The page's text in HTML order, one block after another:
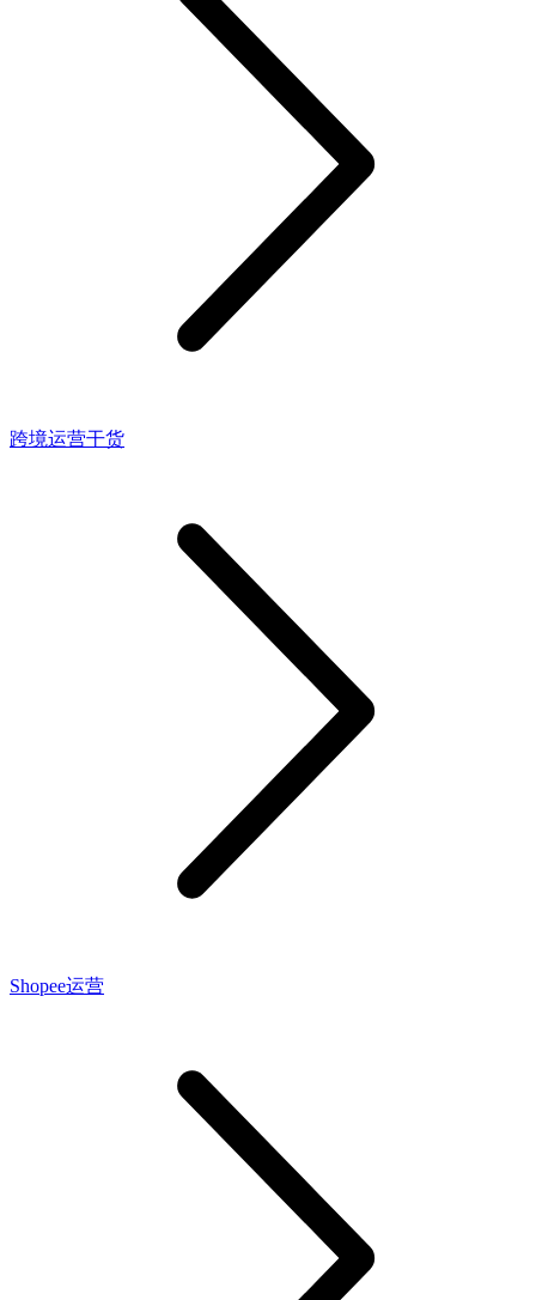
跨境运营干货
Shopee运营